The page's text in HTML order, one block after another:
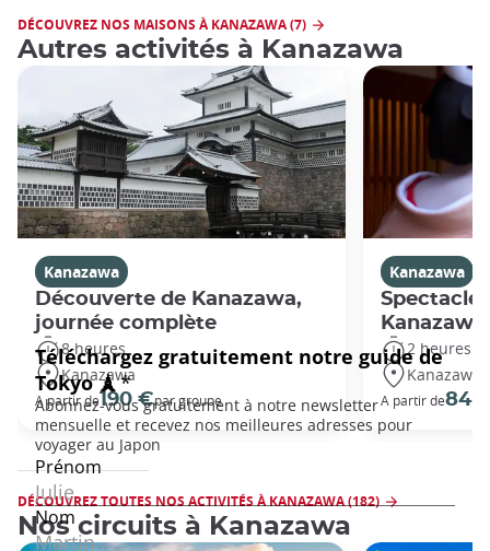
DÉCOUVREZ NOS MAISONS À KANAZAWA (7)
Autres activités à Kanazawa
Kanazawa
Découverte de Kanazawa,
journée complète
8 heures
Kanazawa
A partir de190 €par groupe
Kanazawa
Spectacle
Kanazawa
2 heures
Kanazawa
A partir de84
DÉCOUVREZ TOUTES NOS ACTIVITÉS À KANAZAWA (182)
Nos circuits à Kanazawa